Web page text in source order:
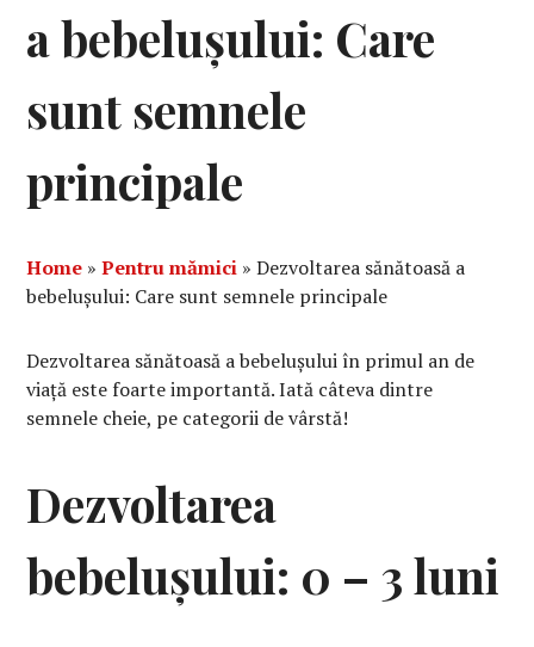
a bebelușului: Care
sunt semnele
principale
Home »Pentru mămici »Dezvoltarea sănătoasă a
bebelușului: Care sunt semnele principale
Dezvoltarea sănătoasă a bebelușului în primul an de
viață este foarte importantă. Iată câteva dintre
semnele cheie, pe categorii de vârstă!
Dezvoltarea
bebelușului: 0 – 3 luni